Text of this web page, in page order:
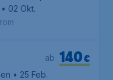
• 02 Okt.
€
140
ab
• 25 Feb.